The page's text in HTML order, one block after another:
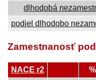
dlhodobá
podiel dlhodobo
Zamestnanosť
NACE r2 %